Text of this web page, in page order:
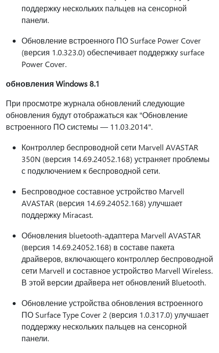
поддержку нескольких пальцев на сенсорной
панели.
Обновление встроенного ПО Surface Power Cover
(версия 1.0.323.0) обеспечивает поддержку surface
Power Cover.
обновления Windows 8.1
При просмотре журнала обновлений следующие
обновления будут отображаться как "Обновление
встроенного ПО системы — 11.03.2014".
Контроллер беспроводной сети Marvell AVASTAR
350N (версия 14.69.24052.168) устраняет проблемы
с подключением к беспроводной сети.
Беспроводное составное устройство Marvell
AVASTAR (версия 14.69.24052.168) улучшает
поддержку Miracast.
Обновления bluetooth-адаптера Marvell AVASTAR
(версия 14.69.24052.168) в составе пакета
драйверов, включающего контроллер беспроводной
сети Marvell и составное устройство Marvell Wireless.
В этой версии драйвера нет обновлений Bluetooth.
Обновление устройства обновления встроенного
ПО Surface Type Cover 2 (версия 1.0.317.0) улучшает
поддержку нескольких пальцев на сенсорной
панели.